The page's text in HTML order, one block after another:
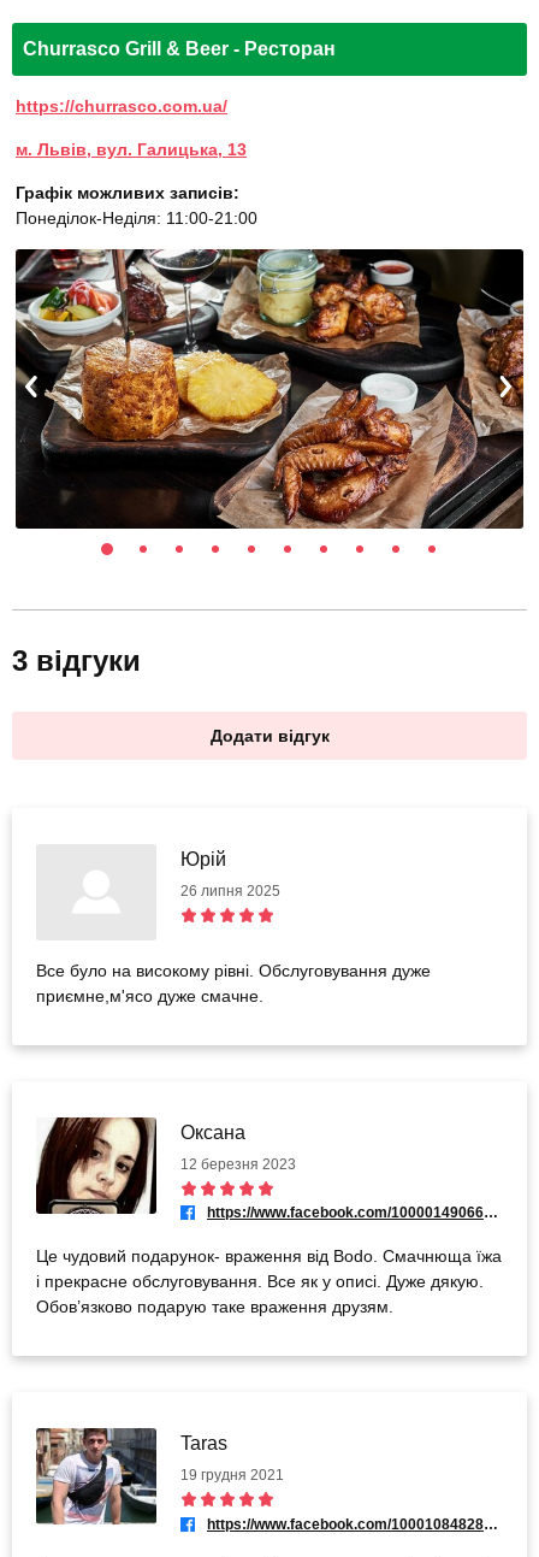
Churrasco Grill & Beer - Ресторан
https://churrasco.com.ua/
м. Львів, вул. Галицька, 13
Графік можливих записів:
Понеділок-Неділя: 11:00-21:00
3 відгуки
Додати відгук
Юрій
26 липня 2025
Все було на високому рівні. Обслуговування дуже
приємне,м'ясо дуже смачне.
Оксана
12 березня 2023
https://www.facebook.com/100001490665144
Це чудовий подарунок- враження від Bodo. Смачнюща їжа
і прекрасне обслуговування. Все як у описі. Дуже дякую.
Обов’язково подарую таке враження друзям.
Taras
19 грудня 2021
https://www.facebook.com/100010848282990